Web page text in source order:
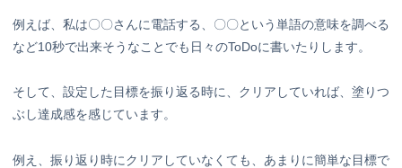
例えば、私は〇〇さんに電話する、〇〇という単語の意味を調べる
など10秒で出来そうなことでも日々のToDoに書いたりします。
そして、設定した目標を振り返る時に、クリアしていれば、塗りつ
ぶし達成感を感じています。
例え、振り返り時にクリアしていなくても、あまりに簡単な目標で